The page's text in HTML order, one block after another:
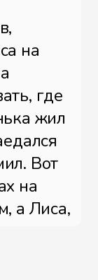
на
где
жил
Вот
на
а Лиса,